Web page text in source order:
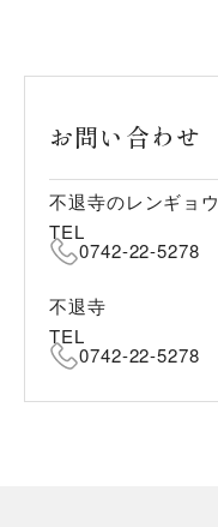
お問い合わせ
不退寺のレンギョウ
TEL
0742-22-5278
不退寺
TEL
0742-22-5278